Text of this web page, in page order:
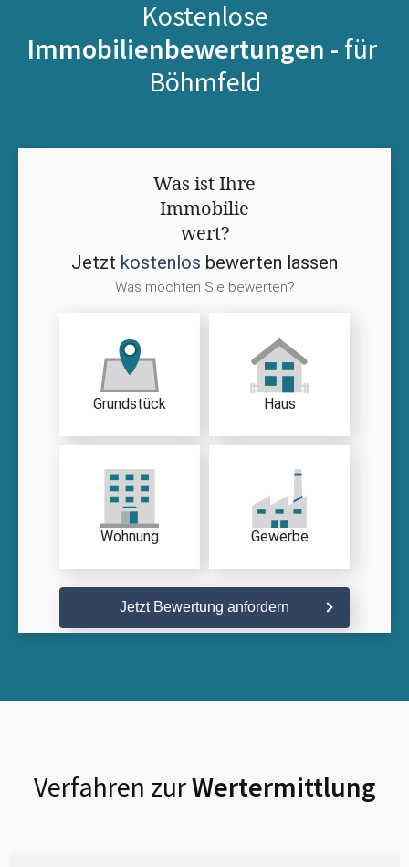
Kostenlose
Immobilienbewertungen - für
Böhmfeld
Was ist Ihre
Immobilie
wert?
Jetzt kostenlos bewerten lassen
Was möchten Sie bewerten?
Grundstück Haus
Wohnung Gewerbe
Jetzt Bewertung anfordern
Verfahren zurWertermittlung